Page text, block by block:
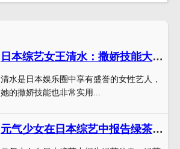
日本综艺女王清水：撒娇技能大揭秘
清水是日本娱乐圈中享有盛誉的女性艺人，
她的撒娇技能也非常实用...
元气少女在日本综艺中报告绿茶传奇，成为绿茶爱好者的必看节目